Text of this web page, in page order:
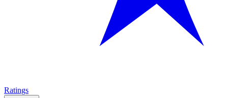
Ratings